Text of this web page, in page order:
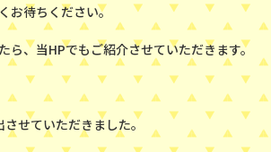
お待ちください。
ら、当HPでもご紹介させていただきます。
せていただきました。